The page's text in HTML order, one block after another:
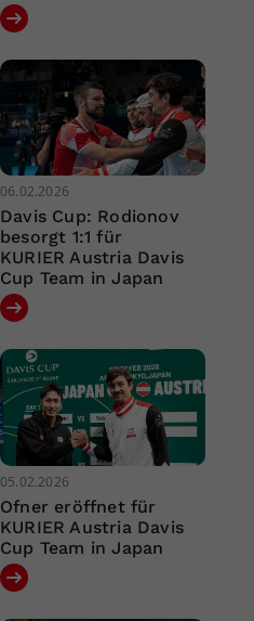
06.02.2026
Davis Cup: Rodionov
besorgt 1:1 für
KURIER Austria Davis
Cup Team in Japan
05.02.2026
Ofner eröffnet für
KURIER Austria Davis
Cup Team in Japan